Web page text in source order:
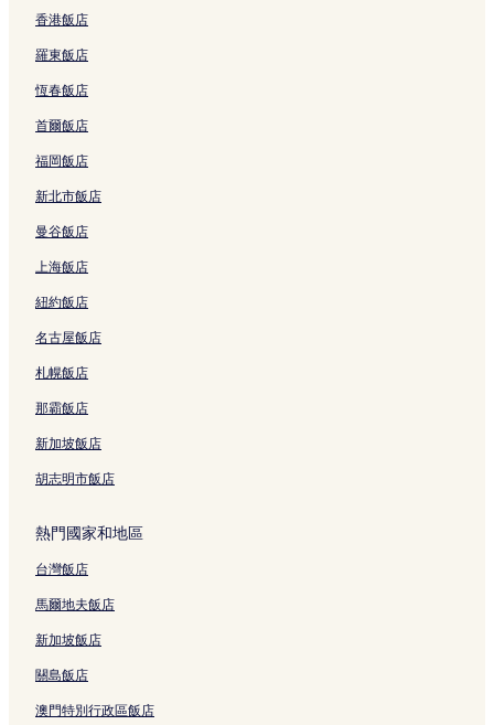
烏丸的平價飯店
烏丸的設有停車場的飯店
花見小路通附近的飯店
鍋屋町飯店
河原町站附近的飯店
先斗町附近的飯店
錦天滿宮附近的飯店
四條通附近的飯店
京都萬花筒博物館附近的飯店
龍馬通附近的飯店
烏丸站附近的飯店
兩足院附近的飯店
夢館附近的飯店
壇王法林寺附近的飯店
六角堂附近的飯店
何必館京都現代美術館附近的飯店
香港飯店
羅東飯店
恆春飯店
首爾飯店
福岡飯店
新北市飯店
曼谷飯店
上海飯店
紐約飯店
名古屋飯店
札幌飯店
那霸飯店
新加坡飯店
胡志明市飯店
熱門國家和地區
台灣飯店
馬爾地夫飯店
新加坡飯店
關島飯店
澳門特別行政區飯店